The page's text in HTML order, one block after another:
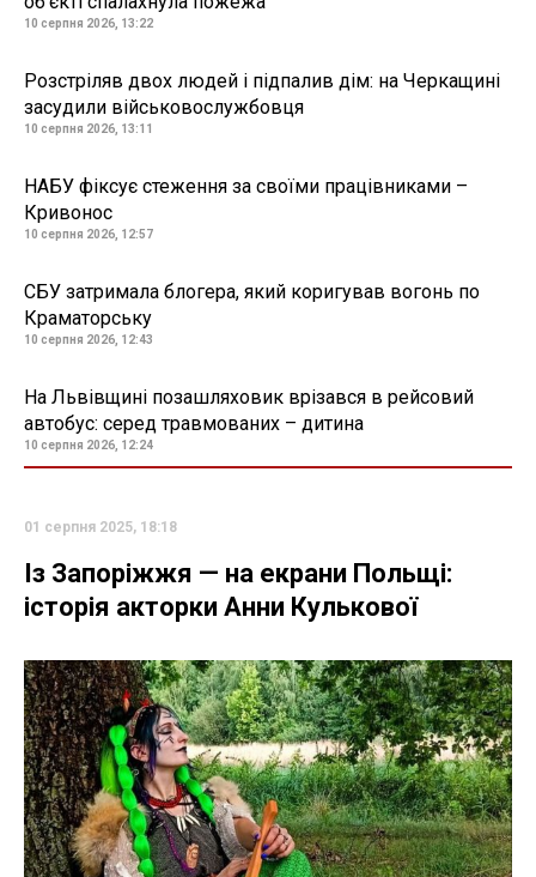
10 серпня 2026, 13:22
Розстріляв двох людей і підпалив дім: на Черкащині
засудили військовослужбовця
10 серпня 2026, 13:11
НАБУ фіксує стеження за своїми працівниками –
Кривонос
10 серпня 2026, 12:57
СБУ затримала блогера, який коригував вогонь по
Краматорську
10 серпня 2026, 12:43
На Львівщині позашляховик врізався в рейсовий
автобус: серед травмованих – дитина
10 серпня 2026, 12:24
01 серпня 2025, 18:18
Із Запоріжжя — на екрани Польщі:
історія акторки Анни Кулькової